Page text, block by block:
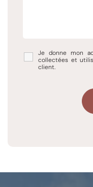
Je donne mon
collectées et
client.